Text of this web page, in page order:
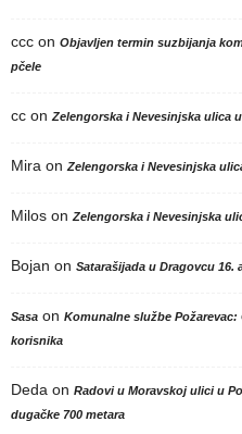
ccc on Objavljen termin suzbijanja
pčele
cc on Zelengorska i Nevesinjska ulica
Mira on Zelengorska i Nevesinjska
Milos on Zelengorska i Nevesinjska
Bojan on Satarašijada u Dragovcu 16.
Sasa on Komunalne službe
korisnika
Deda on Radovi u Moravskoj ulici u
dugačke 700 metara